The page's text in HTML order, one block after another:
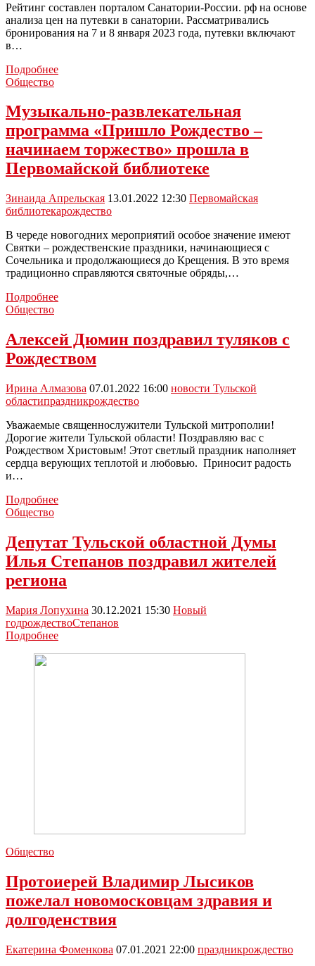
Рождество
Рейтинг составлен порталом Санатории-России. рф на основе
анализа цен на путевки в санатории. Рассматривались
бронирования на 7 и 8 января 2023 года, путевки включают
в…
ПодробнееТульская
в
десятку
регионов
по
доступности
отдыха
Рождество
Общество
Музыкально-развлекательная
программа «Пришло Рождество –
начинаем торжество» прошла в
Первомайской библиотеке
Зинаида Апрельская 13.01.2022 12:30 Первомайская
библиотекарождество
В череде новогодних мероприятий особое значение имеют
Святки – рождественские праздники, начинающиеся с
Сочельника и продолжающиеся до Крещения. В это время
традиционно справляются святочные обряды,…
ПодробнееМузыкально-
«Пришло
Рождество
–
торжество»
прошла
в
Первомайской
библиотеке
Общество
Алексей Дюмин поздравил туляков с
Рождеством
Ирина Алмазова 07.01.2022 16:00 новости Тульской
областипраздникрождество
Уважаемые священнослужители Тульской митрополии!
Дорогие жители Тульской области! Поздравляю вас с
Рождеством Христовым! Этот светлый праздник наполняет
сердца верующих теплотой и любовью. Приносит радость
и…
ПодробнееАлексей
туляков
с
Рождеством
Общество
Депутат Тульской областной Думы
Илья Степанов поздравил жителей
региона
Мария Лопухина 30.12.2021 15:30 Новый
годрождествоСтепанов
ПодробнееДепутат
Общество
Протоиерей Владимир Лысиков
пожелал новомосковцам здравия и
долгоденствия
Екатерина Фоменкова 07.01.2021 22:00 праздникрождество